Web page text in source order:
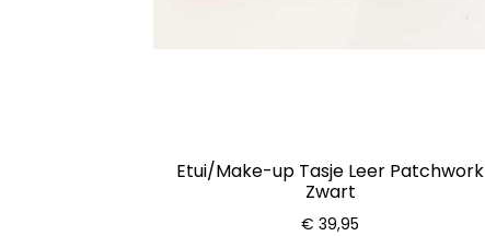
Etui/Make-up Tasje Leer Patchwork
Zwart
€ 39,95